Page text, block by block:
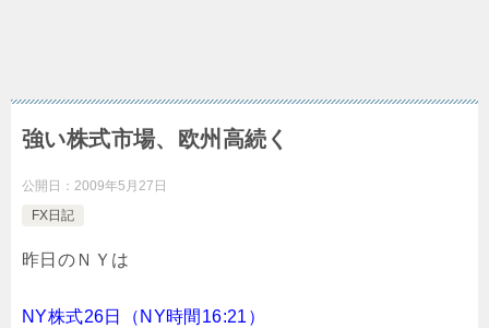
強い株式市場、欧州高続く
公開日： 2009年5月27日
FX日記
昨日のＮＹは
NY株式26日（NY時間16:21）